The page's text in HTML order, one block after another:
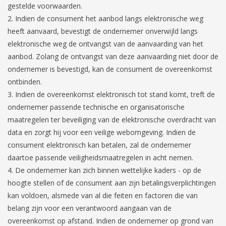
gestelde voorwaarden.
Indien de consument het aanbod langs elektronische weg
heeft aanvaard, bevestigt de ondernemer onverwijld langs
elektronische weg de ontvangst van de aanvaarding van het
aanbod. Zolang de ontvangst van deze aanvaarding niet door de
ondernemer is bevestigd, kan de consument de overeenkomst
ontbinden.
Indien de overeenkomst elektronisch tot stand komt, treft de
ondernemer passende technische en organisatorische
maatregelen ter beveiliging van de elektronische overdracht van
data en zorgt hij voor een veilige webomgeving. Indien de
consument elektronisch kan betalen, zal de ondernemer
daartoe passende veiligheidsmaatregelen in acht nemen.
De ondernemer kan zich binnen wettelijke kaders - op de
hoogte stellen of de consument aan zijn betalingsverplichtingen
kan voldoen, alsmede van al die feiten en factoren die van
belang zijn voor een verantwoord aangaan van de
overeenkomst op afstand. Indien de ondernemer op grond van